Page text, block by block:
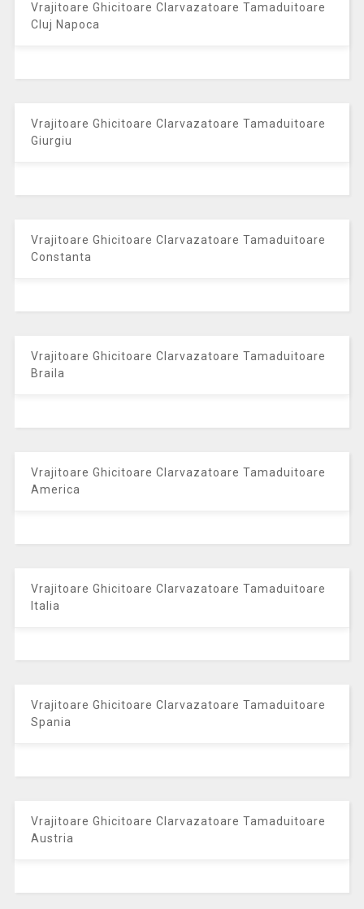
Vrajitoare Ghicitoare Clarvazatoare Tamaduitoare
Cluj Napoca
Vrajitoare Ghicitoare Clarvazatoare Tamaduitoare
Giurgiu
Vrajitoare Ghicitoare Clarvazatoare Tamaduitoare
Constanta
Vrajitoare Ghicitoare Clarvazatoare Tamaduitoare
Braila
Vrajitoare Ghicitoare Clarvazatoare Tamaduitoare
America
Vrajitoare Ghicitoare Clarvazatoare Tamaduitoare
Italia
Vrajitoare Ghicitoare Clarvazatoare Tamaduitoare
Spania
Vrajitoare Ghicitoare Clarvazatoare Tamaduitoare
Austria